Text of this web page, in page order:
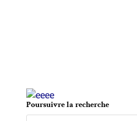
Poursuivre la recherche